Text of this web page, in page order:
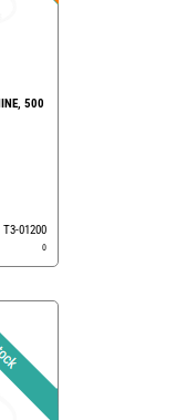
500
01200
0